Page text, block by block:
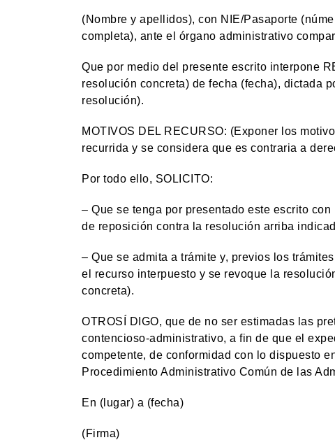
(Nombre y apellidos), con NIE/Pasaporte
completa), ante el órgano administrativo
Que por medio del presente escrito interpone
resolución concreta) de fecha (fecha), dictada
resolución).
MOTIVOS DEL RECURSO: (Exponer los
recurrida y se considera que es contraria a
Por todo ello, SOLICITO:
– Que se tenga por presentado este escrito
de reposición contra la resolución arriba
– Que se admita a trámite y, previos los
el recurso interpuesto y se revoque la
concreta).
OTROSÍ DIGO, que de no ser estimadas las
contencioso-administrativo, a fin de que el
competente, de conformidad con lo dispuesto
Procedimiento Administrativo Común de las
En (lugar) a (fecha)
(Firma)